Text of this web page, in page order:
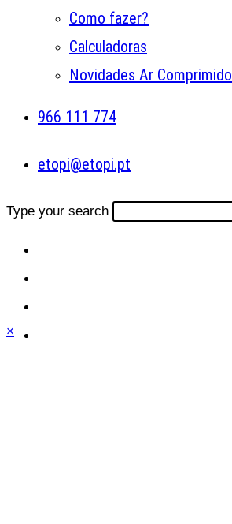
Como fazer?
Calculadoras
Novidades Ar Comprimido
966 111 774
etopi@etopi.pt
Type your search
×